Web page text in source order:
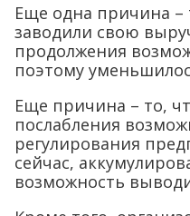
Еще одна причина –
заводили свою
продолжения
поэтому
Еще причина – то,
послабления
регулирования
сейчас,
возможность